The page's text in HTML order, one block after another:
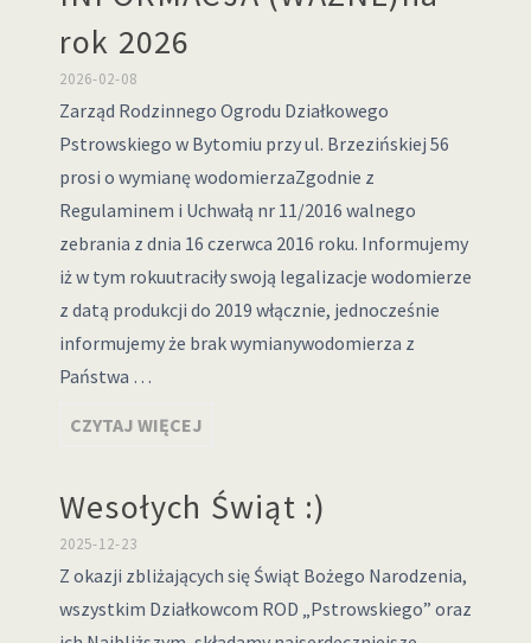
rok 2026
2026-02-08
Zarząd Rodzinnego Ogrodu Działkowego
Pstrowskiego w Bytomiu przy ul. Brzezińskiej 56
prosi o wymianę wodomierzaZgodnie z
Regulaminem i Uchwałą nr 11/2016 walnego
zebrania z dnia 16 czerwca 2016 roku. Informujemy
iż w tym rokuutraciły swoją legalizacje wodomierze
z datą produkcji do 2019 włącznie, jednocześnie
informujemy że brak wymianywodomierza z
Państwa …
CZYTAJ WIĘCEJ
Wesołych Świąt :)
2025-12-23
Z okazji zbliżających się Świąt Bożego Narodzenia,
wszystkim Działkowcom ROD „Pstrowskiego” oraz